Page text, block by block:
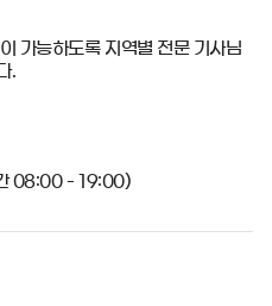
가능하도록 지역별 전문 기사님
.
08:00 - 19:00)